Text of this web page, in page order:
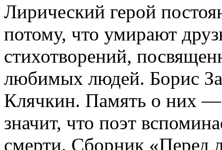
Лирический герой
потому, что умирают
стихотворений,
любимых людей. Борис
Клячкин. Память о них —
значит, что поэт
смерти. Сборник «Перед